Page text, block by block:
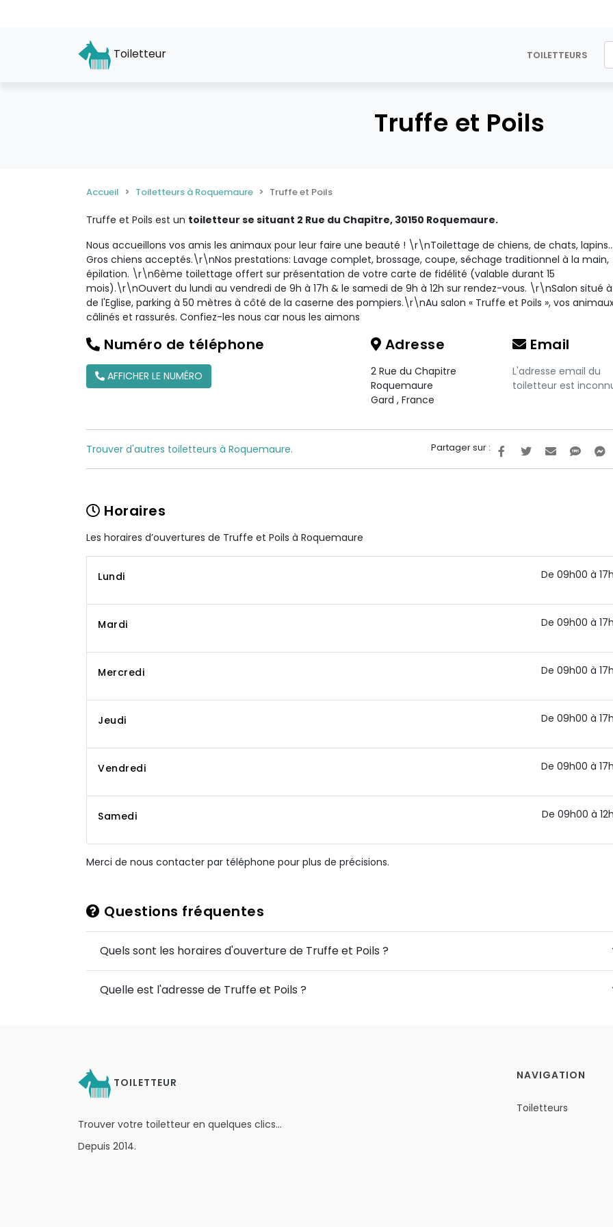
Toiletteur TOILETTEURS
Truffe et Poils
Accueil Toiletteurs à Roquemaure Truffe et Poils
Truffe et Poils est un toiletteur se situant 2 Rue du Chapitre, 30150 Roquemaure.
Nous accueillons vos amis les animaux pour leur faire une beauté ! \r\nToilettage de chiens, de chats, lapins...
Gros chiens acceptés.\r\nNos prestations: Lavage complet, brossage, coupe, séchage traditionnel à la main,
épilation. \r\n6ème toilettage offert sur présentation de votre carte de fidélité (valable durant 15
mois).\r\nOuvert du lundi au vendredi de 9h à 17h & le samedi de 9h à 12h sur rendez-vous. \r\nSalon situé
de l'Eglise, parking à 50 mètres à côté de la caserne des pompiers.\r\nAu salon « Truffe et Poils », vos
câlinés et rassurés. Confiez-les nous car nous les aimons
Numéro de téléphone
AFFICHER LE NUMÉRO
Adresse
2 Rue du Chapitre
Roquemaure
Gard , France
Email
L'adresse email du
toiletteur est
Partager sur :
Trouver d'autres toiletteurs à Roquemaure.
Horaires
Les horaires d’ouvertures de Truffe et Poils à Roquemaure
Lundi De 09h00 à
Mardi De 09h00 à
Mercredi De 09h00 à
Jeudi De 09h00 à
Vendredi De 09h00 à
Samedi De 09h00 à
Merci de nous contacter par téléphone pour plus de précisions.
Questions fréquentes
Quels sont les horaires d'ouverture de Truffe et Poils ?
Quelle est l'adresse de Truffe et Poils ?
TOILETTEUR
Trouver votre toiletteur en quelques clics…
Depuis 2014.
NAVIGATION
Toiletteurs